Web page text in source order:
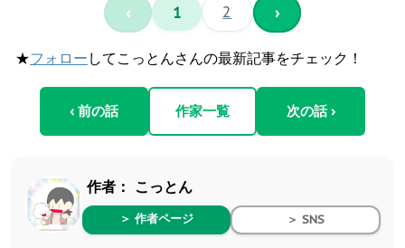
‹ 1 2 ›
★フォロー してこっとんさんの最新記事をチェック！
‹ 前の話 作家一覧 次の話 ›
作者： こっとん
＞ 作者ページ ＞ SNS